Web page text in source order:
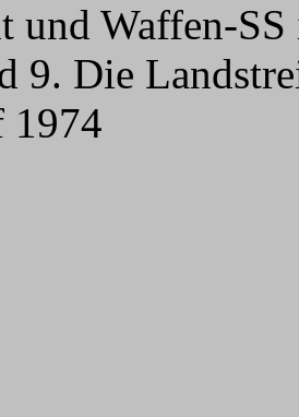
und Waffen-
9. Die
1974